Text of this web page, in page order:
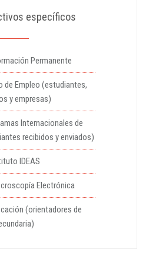
específicos
Permanente
de Empleo (estudiantes,
y empresas)
Internacionales de
recibidos y enviados)
IDEAS
Electrónica
(orientadores de